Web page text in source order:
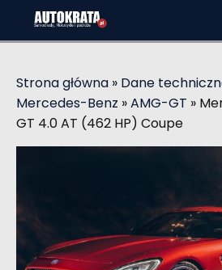
Strona główna » Dane
Mercedes-Benz »AMG-GT »
GT 4.0 AT (462 HP) Coupe